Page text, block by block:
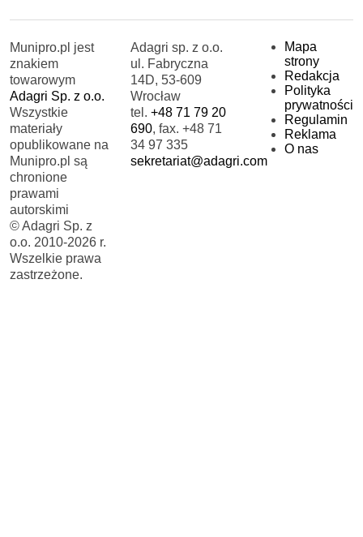
Munipro.pl jest
znakiem
towarowym
Adagri Sp. z o.o.
Wszystkie
materiały
opublikowane na
Munipro.pl są
chronione
prawami
autorskimi
© Adagri Sp. z
o.o. 2010-2026 r.
Wszelkie prawa
zastrzeżone.
Adagri sp. z o.o.
ul. Fabryczna
14D, 53-609
Wrocław
tel.+48 71 79 20
690, fax. +48 71
34 97 335
sekretariat@adagri.com
Mapa
strony
Redakcja
Polityka
prywatności
Regulamin
Reklama
O nas